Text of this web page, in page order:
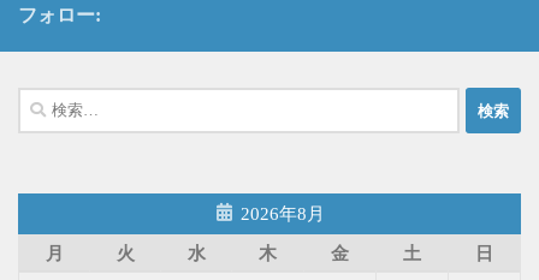
フォロー:
検
索:
2026年8月
月 火 水 木 金 土
日